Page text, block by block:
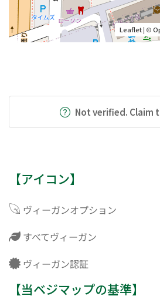
Leaflet| ©
Not verified. Claim
【アイコン】
ヴィーガンオプション
すべてヴィーガン
ヴィーガン認証
【当ベジマップの基準】